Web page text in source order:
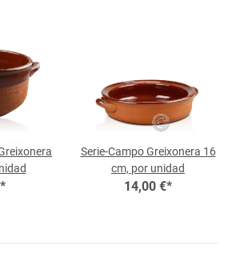
*
Serie-Campo Greixonera 16
cm, por unidad
14,00 €*